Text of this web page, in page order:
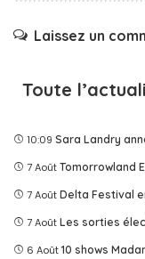
Laissez un
Toute
10:09 Sara Landry
7 Août Tomorrowland
7 Août Delta Festival
7 Août Les sorties
6 Août 10 shows